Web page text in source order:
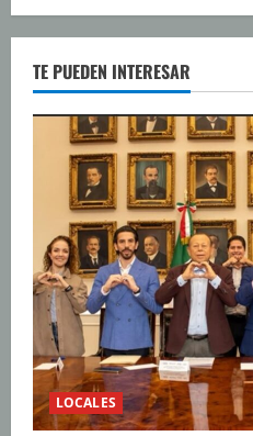
TE PUEDEN INTERESAR
LOCALES